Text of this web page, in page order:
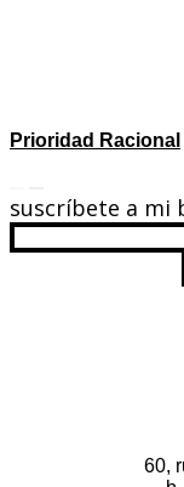
Prioridad Racional
suscríbete a mi
60,